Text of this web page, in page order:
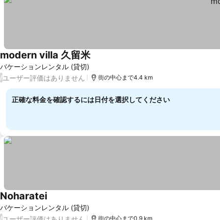
バケーションレンタル (貸切)
modern villa 久留米料金を表示
/ユーザー評価はありません 街の中心まで4.4 km
正確な料金を確認するには日付を選択してください
バケーションレンタル (貸切)
Noharatei料金を表示
/ 街の中心まで0.9 km